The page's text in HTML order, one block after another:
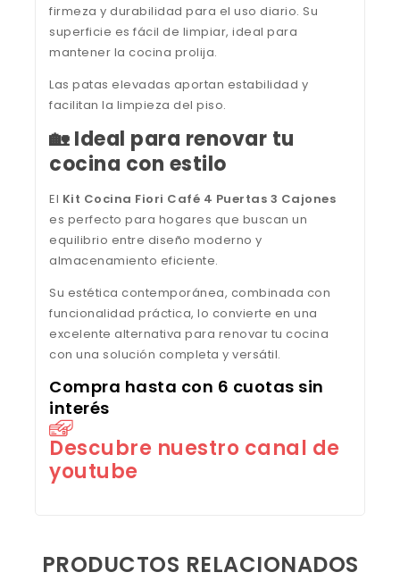
firmeza y durabilidad para el uso diario. Su
superficie es fácil de limpiar, ideal para
mantener la cocina prolija.
Las patas elevadas aportan estabilidad y
facilitan la limpieza del piso.
🏡 Ideal para renovar tu
cocina con estilo
El Kit Cocina Fiori Café 4 Puertas 3 Cajones
es perfecto para hogares que buscan un
equilibrio entre diseño moderno y
almacenamiento eficiente.
Su estética contemporánea, combinada con
funcionalidad práctica, lo convierte en una
excelente alternativa para renovar tu cocina
con una solución completa y versátil.
Compra hasta con 6 cuotas sin
interés
Descubre nuestro canal de
youtube
PRODUCTOS RELACIONADOS